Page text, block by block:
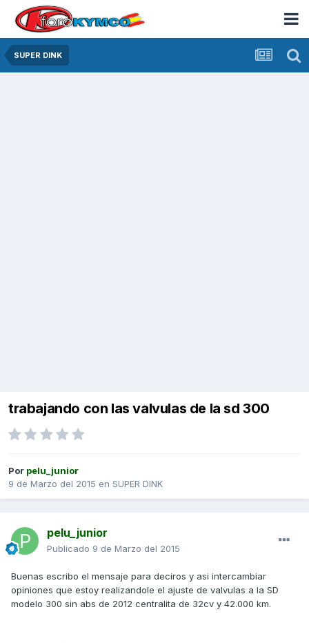
SUPER DINK
trabajando con las valvulas de la sd 300
Por pelu_junior
9 de Marzo del 2015 en SUPER DINK
pelu_junior
Publicado 9 de Marzo del 2015
Buenas escribo el mensaje para deciros y asi intercambiar
opiniones que estoy realizandole el ajuste de valvulas a la SD
modelo 300 sin abs de 2012 centralita de 32cv y 42.000 km.